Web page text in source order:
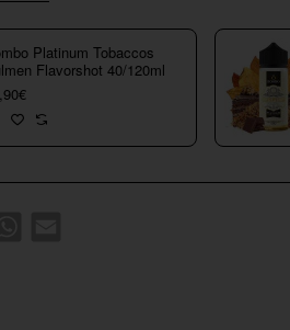
Platinum Tobaccos
Flavorshot 40/120ml